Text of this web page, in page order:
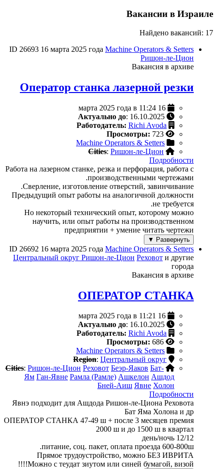
Вакансии в Израиле
Найдено вакансий: 17
ID 26693 16 марта 2025 года Machine Operators & Setters
Ришон-ле-Цион
Вакансия в архиве
Оператор станка лазерной резки
Актуально до: 16.10.2025
Работодатель: Richi Avoda
Просмотры: 723
Machine Operators & Setters
Cities: Ришон-ле-Цион
Подробности
Работа на лазерном станке, резка и перфорация, работа с
производственными чертежами.
Сверление, изготовление отверстий, завинчивание.
Предыдущий опыт работы на аналогичной должности
не требуется.
Но некоторый технический опыт, которому можно
научить, или опыт работы на производственном
предприятии + умение читать чертежи
Развернуть ▼
ID 26692 16 марта 2025 года Machine Operators & Setters
Центральный округ Ришон-ле-Цион Реховот и другие
города
Вакансия в архиве
ОПЕРАТОР СТАНКА
Актуально до: 16.10.2025
Работодатель: Richi Avoda
Просмотры: 686
Machine Operators & Setters
Region: Центральный округ
Cities: Ришон-ле-Цион Реховот Беэр-Яаков Бат-
Ям Ган-Явне Рамла (Рамле) Ашкелон Ашдод
Бней-Аиш Явне Холон
Подробности
Явнэ подходит для Ашдода Ришон-ле-Циона Реховота
Бат Яма Холона и др
ОПЕРАТОР СТАНКА 47-49 ш + после 3 месяцев премия
2000 ш и до 1500 ш в квартал
день/ночь 12/12
питание, соц. пакет, оплата проезда 600-800ш.
Прямое трудоустройство, можно БЕЗ ИВРИТА
Можно с теудат зиутом или синей бумагой, визой!!!!